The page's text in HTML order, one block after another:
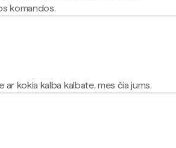
komandos.
ar kokia kalba kalbate, mes čia jums.